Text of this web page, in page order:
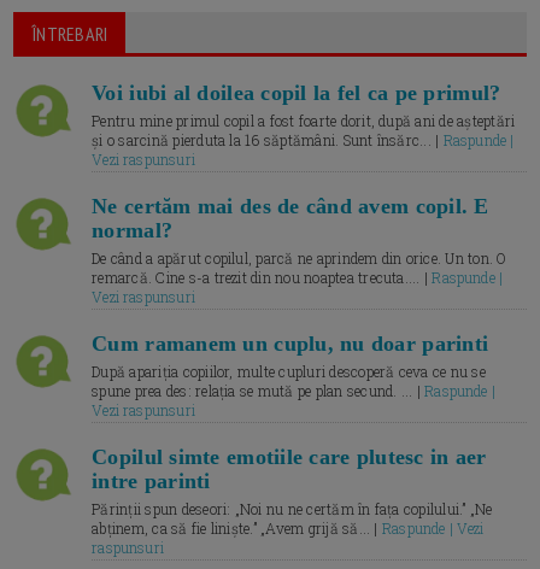
ÎNTREBARI
Voi iubi al doilea copil la fel ca pe primul?
Pentru mine primul copil a fost foarte dorit, după ani de așteptări
și o sarcină pierduta la 16 săptămâni. Sunt însărc... | Raspunde |
Vezi raspunsuri
Ne certăm mai des de când avem copil. E
normal?
De când a apărut copilul, parcă ne aprindem din orice. Un ton. O
remarcă. Cine s-a trezit din nou noaptea trecuta.... |Raspunde |
Vezi raspunsuri
Cum ramanem un cuplu, nu doar parinti
După apariția copiilor, multe cupluri descoperă ceva ce nu se
spune prea des: relația se mută pe plan secund. ... |Raspunde |
Vezi raspunsuri
Copilul simte emotiile care plutesc in aer
intre parinti
Părinții spun deseori: „Noi nu ne certăm în fața copilului.” „Ne
abținem, ca să fie liniște.” „Avem grijă să... | Raspunde | Vezi
raspunsuri